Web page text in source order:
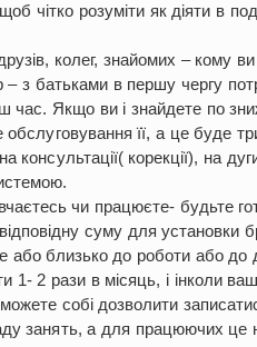
чітко розуміти як діяти в
колег, знайомих – кому ви
з батьками в першу чергу
час. Якщо ви і знайдете по
її, а це буде
консультації( корекції), на
чи працюєте- будьте
суму для установки
або близько до роботи або
1- 2 рази в місяць, і інколи
собі дозволити
занять, а для працюючих це